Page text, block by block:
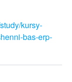
kursy-
bas-erp-